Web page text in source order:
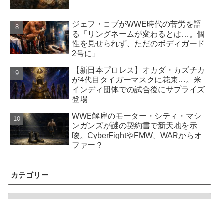
ジェフ・コブがWWE時代の苦労を語
る「リングネームが変わるとは…。個
性を見せられず、ただのボディガード
2号に」
【新日本プロレス】オカダ・カズチカ
が4代目タイガーマスクに花束…。米
インディ団体での試合後にサプライズ
登場
WWE解雇のモーター・シティ・マシ
ンガンズが謎の契約書で新天地を示
唆。CyberFightやFMW、WARからオ
ファー？
カテゴリー